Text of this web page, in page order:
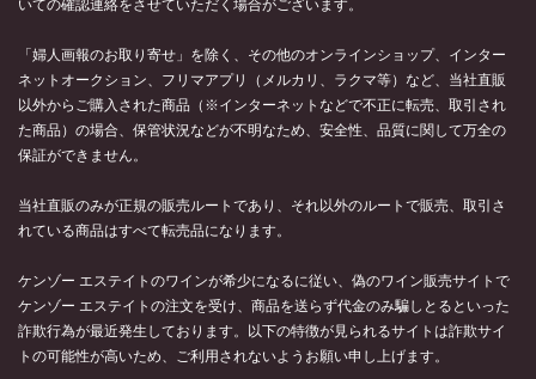
いての確認連絡をさせていただく場合がございます。
「婦人画報のお取り寄せ」を除く、その他のオンラインショップ、インター
ネットオークション、フリマアプリ（メルカリ、ラクマ等）など、当社直販
以外からご購入された商品（※インターネットなどで不正に転売、取引され
た商品）の場合、保管状況などが不明なため、安全性、品質に関して万全の
保証ができません。
当社直販のみが正規の販売ルートであり、それ以外のルートで販売、取引さ
れている商品はすべて転売品になります。
ケンゾー エステイトのワインが希少になるに従い、偽のワイン販売サイトで
ケンゾー エステイトの注文を受け、商品を送らず代金のみ騙しとるといった
詐欺行為が最近発生しております。以下の特徴が見られるサイトは詐欺サイ
トの可能性が高いため、ご利用されないようお願い申し上げます。